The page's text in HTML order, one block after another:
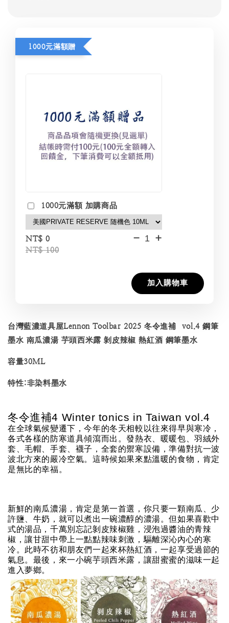
1000元滿額贈
1000元滿額 加購商品
NT$ 0
NT$ 100
- +
加入購物車
台灣藍濃道具屋Lennon Toolbar 2025 冬令進補 vol.4 鋼筆
墨水 南瓜濃湯 芋頭西米露 剝皮辣椒 熱紅酒 鋼筆墨水
容量30ML
特性:非染料墨水
冬令進補4 Winter tonics in Taiwan vol.4
在全球氣候變遷下，今年的冬天相較以往來得早與寒冷，
各式各樣的防寒道具傾瀉而出。發熱衣、暖暖包、羽絨外
套、毛帽、手套、襪子，全套的禦寒設備，準備對抗一波
波北方來的嚴冷空氣。這時候如果來點溫暖的食物，肯定
是無比的幸福。
新鮮的南瓜濃湯，肯定是第一首選，你只要一顆南瓜、少
許鹽、牛奶，就可以煮出一碗濃醇的濃湯。但如果喜歡中
式的湯品，千萬別忘記剝皮辣椒雞，浸泡過醬油的青辣
椒，讓甘甜中帶上一點點辣味刺激，驅離深沁內心的寒
冷。此時不彷和朋友們一起來杯熱紅酒，一起享受過節的
氣息。最後，來一小碗芋頭西米露，讓甜蜜蜜的滋味一起
進入夢鄉。